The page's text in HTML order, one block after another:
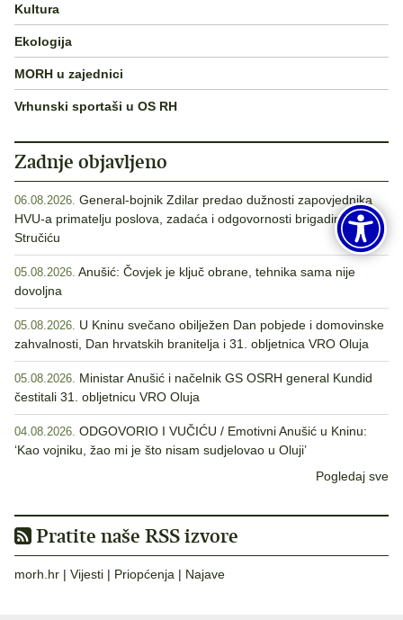
Kultura
Ekologija
MORH u zajednici
Vrhunski sportaši u OS RH
Zadnje objavljeno
06.08.2026. General-bojnik Zdilar predao dužnosti zapovjednika
HVU-a primatelju poslova, zadaća i odgovornosti brigadiru
Stručiću
05.08.2026. Anušić: Čovjek je ključ obrane, tehnika sama nije
dovoljna
05.08.2026. U Kninu svečano obilježen Dan pobjede i domovinske
zahvalnosti, Dan hrvatskih branitelja i 31. obljetnica VRO Oluja
05.08.2026. Ministar Anušić i načelnik GS OSRH general Kundid
čestitali 31. obljetnicu VRO Oluja
04.08.2026. ODGOVORIO I VUČIĆU / Emotivni Anušić u Kninu:
‘Kao vojniku, žao mi je što nisam sudjelovao u Oluji’
Pogledaj sve
Pratite naše RSS izvore
morh.hr | Vijesti | Priopćenja | Najave